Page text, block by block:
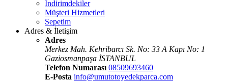
İndirimdekiler
Müşteri Hizmetleri
Sepetim
Adres & İletişim
Adres
Merkez Mah. Kehribarcı Sk. No: 33 A Kapı No: 1
Gaziosmanpaşa İSTANBUL
Telefon Numarası 08509693460
E-Posta info@umutotoyedekparca.com